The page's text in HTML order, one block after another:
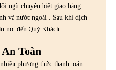
ngũ chuyên biệt giao hàng
và nước ngoài . Sau khi dịch
nơi đến Quý Khách.
Toàn
phương thức thanh toán